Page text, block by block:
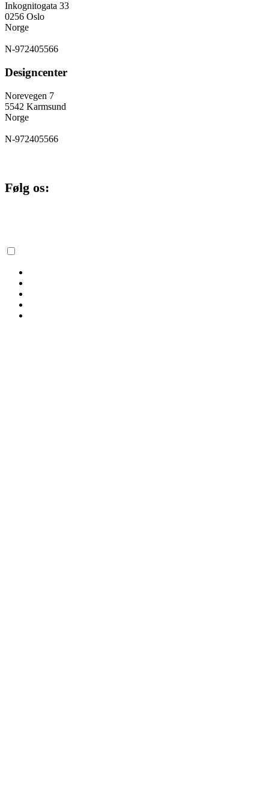
Inkognitogata 33
0256 Oslo
Norge
N-972405566
Designcenter
Norevegen 7
5542 Karmsund
Norge
N-972405566
Følg os: